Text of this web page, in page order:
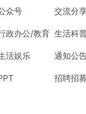
众号
政办公/教育
活娱乐
交流分
生活科
通知公
招聘招
秒内抓住注意
，而是"让观看
清楚三个问题：
他们愿意做什
奏完全不同。